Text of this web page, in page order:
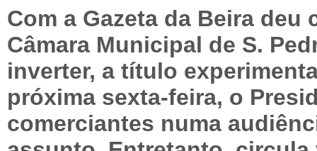
Com a Gazeta da Beira
Câmara Municipal de S.
inverter, a título
próxima sexta-feira, o
comerciantes numa